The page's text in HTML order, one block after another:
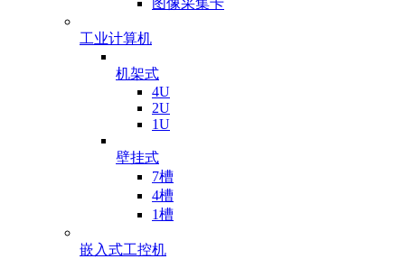
工业计算机
机架式
4U
2U
1U
壁挂式
7槽
4槽
1槽
嵌入式工控机